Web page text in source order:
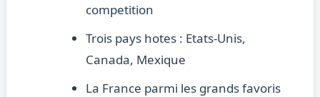
competition
Trois pays hotes : Etats-Unis,
Canada, Mexique
La France parmi les grands favoris